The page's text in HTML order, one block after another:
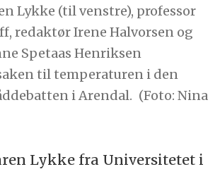
Lykke (til venstre), professor
redaktør Irene Halvorsen og
Spetaas Henriksen
til temperaturen i den
i Arendal. (Foto: Nina
Lykke fra Universitetet i